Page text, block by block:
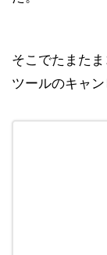
そこでたまた
ツールのキャ